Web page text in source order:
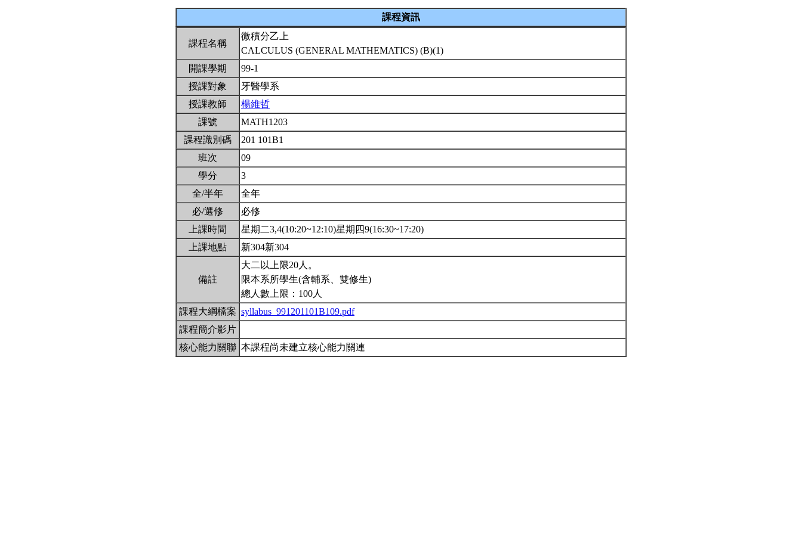
課程資訊
課程名稱
微積分乙上
CALCULUS (GENERAL MATHEMATICS) (B)(1)
開課學期
99-1
授課對象
牙醫學系
授課教師
楊維哲
課號
MATH1203
課程識別碼
201 101B1
班次
09
學分
3
全/半年
全年
必/選修
必修
上課時間
星期二3,4(10:20~12:10)星期四9(16:30~17:20)
上課地點
新304新304
備註
大二以上限20人。
限本系所學生(含輔系、雙修生)
總人數上限：100人
課程大綱檔案 syllabus_991201101B109.pdf
課程簡介影片
核心能力關聯 本課程尚未建立核心能力關連